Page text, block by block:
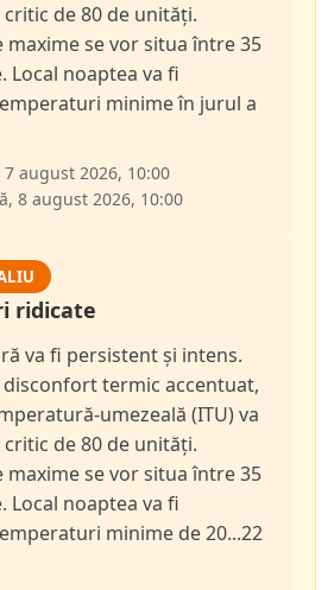
de 80 de unități.
maxime se vor situa între 35
Local noaptea va fi
minime în jurul a
august 2026, 10:00
8 august 2026, 10:00
ridicate
va fi persistent și intens.
disconfort termic accentuat,
umezeală (ITU) va
de 80 de unități.
maxime se vor situa între 35
Local noaptea va fi
minime de 20...22